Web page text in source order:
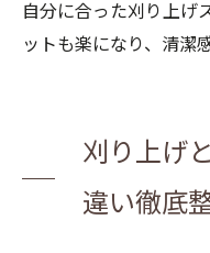
自分に合った刈り上げ
ットも楽になり、清潔
刈り上げ
違い徹底